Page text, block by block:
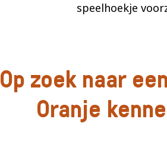
speelhoekje
Op zoek naar
Oranje